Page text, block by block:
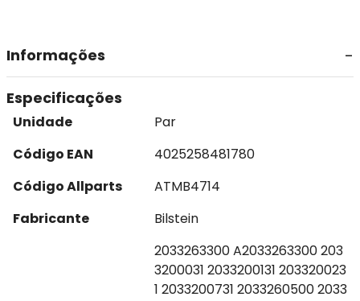
Informações
Especificações
Unidade
Par
Código EAN
4025258481780
Código Allparts
ATMB4714
Fabricante
Bilstein
2033263300 A2033263300 203
3200031 2033200131 203320023
1 2033200731 2033260500 2033